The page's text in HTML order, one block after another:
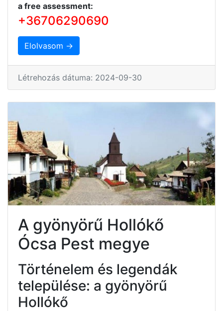
a free assessment:
+36706290690
Elolvasom →
Létrehozás dátuma: 2024-09-30
A gyönyörű Hollókő
Ócsa Pest megye
Történelem és legendák
települése: a gyönyörű
Hollókő